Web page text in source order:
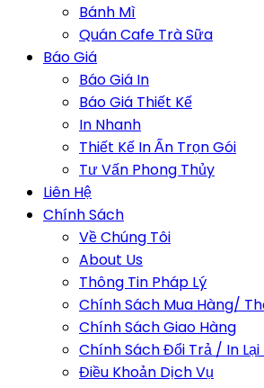
Bánh Mì
Quán Cafe Trà Sữa
Báo Giá
Báo Giá In
Báo Giá Thiết Kế
In Nhanh
Thiết Kế In Ấn Trọn Gói
Tư Vấn Phong Thủy
Liên Hệ
Chính Sách
Về Chúng Tôi
About Us
Thông Tin Pháp Lý
Chính Sách Mua Hàng/
Chính Sách Giao Hàng
Chính Sách Đổi Trả / In
Điều Khoản Dịch Vụ